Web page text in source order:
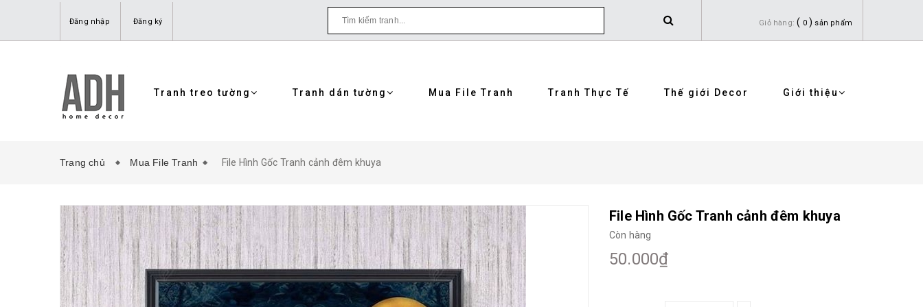
Đăng nhập Đăng ký Giỏ hàng: ( 0 ) sản phẩm
Tranh treo tường Tranh dán tường Mua File Tranh Tranh Thực Tế Thế giới Decor Giới thiệu
Trang chủ Mua File Tranh File Hình Gốc Tranh cảnh đêm khuya
File Hình Gốc Tranh cảnh đêm khuya
Còn hàng
50.000₫